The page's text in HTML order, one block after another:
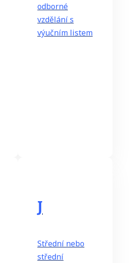
odborné
vzdělání s
výučním listem
J
Střední nebo
střední